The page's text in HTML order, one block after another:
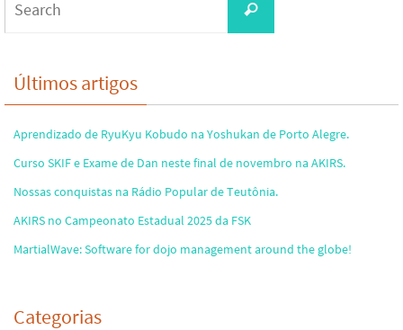
Search
Últimos artigos
Aprendizado de RyuKyu Kobudo na Yoshukan de Porto Alegre.
Curso SKIF e Exame de Dan neste final de novembro na AKIRS.
Nossas conquistas na Rádio Popular de Teutônia.
AKIRS no Campeonato Estadual 2025 da FSK
MartialWave: Software for dojo management around the globe!
Categorias